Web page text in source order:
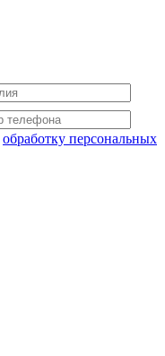
обработку персональных